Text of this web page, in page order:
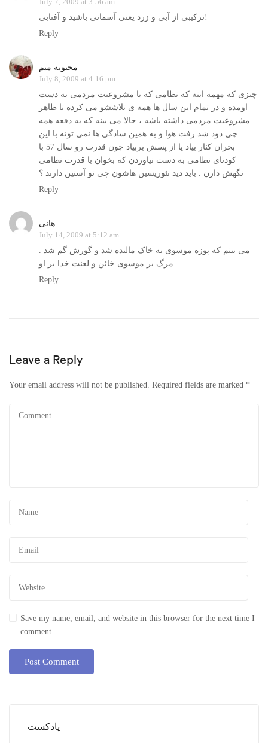
ترکيبی از آبی و زرد يعنی آسمانی باشيد و آفتابی!
Reply
محبوبه میم
July 8, 2009 at 4:16 pm
چیزی که مهمه اینه که نظامی که با مشروعیت مردمی به دست
اومده و در تمام این سال ها همه ی تلاششو می کرده تا ظاهر
مشروعیت مردمی داشته باشه ، حالا می بینه که یه دفعه همه
چی دود شد رفت هوا و به همین سادگی ها نمی تونه با این
بحران کنار بیاد یا از پسش بربیاد چون قدرت رو سال 57 با
کودتای نظامی به دست نیاوردن که بخوان با قدرت نظامی
نگهش دارن . باید دید تئوریسین هاشون چی تو آستین دارند ؟
Reply
هانی
July 14, 2009 at 5:12 am
می بینم که پوزه موسوی به خاک مالیده شد و گورش گم شد .
مرگ بر موسوی خائن و لعنت خدا بر او
Reply
Leave a Reply
Your email address will not be published. Required fields are marked *
Save my name, email, and website in this browser for the next time I
comment.
پادکست